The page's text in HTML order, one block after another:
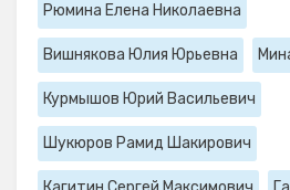
Рюмина Елена Николаевна
Вишнякова Юлия Юрьевна
Курмышов Юрий Васильевич
Шукюров Рамид Шакирович